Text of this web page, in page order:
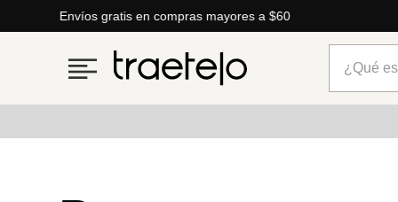
Envíos gratis en compras mayores a $60